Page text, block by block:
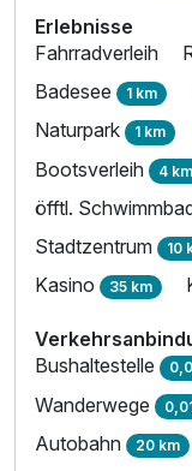
Erlebnisse
Fahrradverleih
Badesee 1 km
Naturpark 1 km
Bootsverleih 4 km
öfftl.
Stadtzentrum 10
Kasino 35 km
Bushaltestelle
Wanderwege
Autobahn 20 km